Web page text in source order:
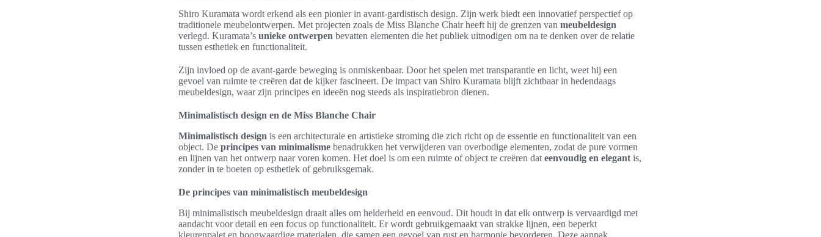
Shiro Kuramata wordt erkend als een pionier in avant-gardistisch design. Zijn werk biedt een innovatief perspectief op
traditionele meubelontwerpen. Met projecten zoals de Miss Blanche Chair heeft hij de grenzen van meubeldesign
verlegd. Kuramata’s unieke ontwerpen bevatten elementen die het publiek uitnodigen om na te denken over de relatie
tussen esthetiek en functionaliteit.
Zijn invloed op de avant-garde beweging is onmiskenbaar. Door het spelen met transparantie en licht, weet hij een
gevoel van ruimte te creëren dat de kijker fascineert. De impact van Shiro Kuramata blijft zichtbaar in hedendaags
meubeldesign, waar zijn principes en ideeën nog steeds als inspiratiebron dienen.
Minimalistisch design en de Miss Blanche Chair
Minimalistisch design is een architecturale en artistieke stroming die zich richt op de essentie en functionaliteit van een
object. De principes van minimalisme benadrukken het verwijderen van overbodige elementen, zodat de pure vormen
en lijnen van het ontwerp naar voren komen. Het doel is om een ruimte of object te creëren dat eenvoudig en elegant is,
zonder in te boeten op esthetiek of gebruiksgemak.
De principes van minimalistisch meubeldesign
Bij minimalistisch meubeldesign draait alles om helderheid en eenvoud. Dit houdt in dat elk ontwerp is vervaardigd met
aandacht voor detail en een focus op functionaliteit. Er wordt gebruikgemaakt van strakke lijnen, een beperkt
kleurenpalet en hoogwaardige materialen, die samen een gevoel van rust en harmonie bevorderen. Deze aanpak